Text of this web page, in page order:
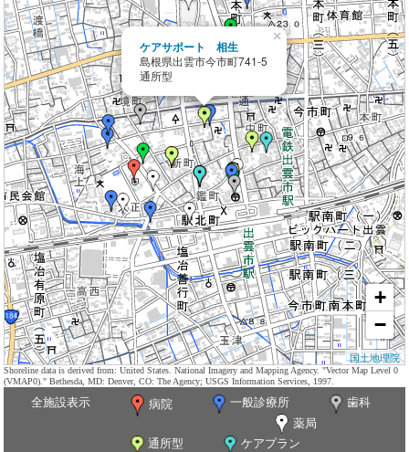
ケアサポート 相生
島根県出雲市今市町741-5
通所型
×
+
−
国土地理院
Shoreline data is derived from: United States. National Imagery and Mapping Agency. "Vector Map Level 0
(VMAP0)." Bethesda, MD: Denver, CO: The Agency; USGS Information Services, 1997.
全施設表示 病院 一般診療所
歯科
薬局
通所型
ケアプラン